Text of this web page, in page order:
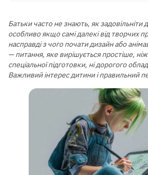
Батьки часто не знають, як задовільніти
особливо якщо самі далекі від творчих
насправді з чого почати дизайн або
— питання, яке вирішується простіше, ніж
спеціальної підготовки, ні дорогого
Важливий інтерес дитини і правильний